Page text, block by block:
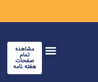
مشاهده
تمام
صفحات
هفته نامه